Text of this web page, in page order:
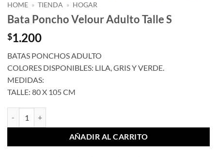
HOME » TIENDA » HOGAR
Bata Poncho Velour Adulto Talle S
$1.200
BATAS PONCHOS ADULTO
COLORES DISPONIBLES: LILA, GRIS Y VERDE.
MEDIDAS:
TALLE: 80 X 105 CM
AÑADIR AL CARRITO